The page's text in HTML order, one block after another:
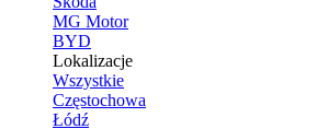
MG Motor
BYD
Lokalizacje
Wszystkie
Częstochowa
Łódź